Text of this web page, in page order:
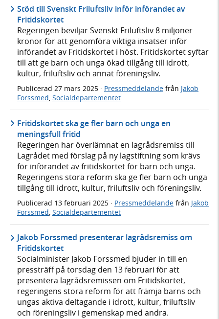
Stöd till Svenskt Friluftsliv inför införandet av
Fritidskortet
Regeringen beviljar Svenskt Friluftsliv 8 miljoner
kronor för att genomföra viktiga insatser inför
införandet av Fritidskortet i höst. Fritidskortet syftar
till att ge barn och unga ökad tillgång till idrott,
kultur, friluftsliv och annat föreningsliv.
Publicerad 27 mars 2025 · Pressmeddelande från Jakob
Forssmed, Socialdepartementet
Fritidskortet ska ge fler barn och unga en
meningsfull fritid
Regeringen har överlämnat en lagrådsremiss till
Lagrådet med förslag på ny lagstiftning som krävs
för införandet av fritidskortet för barn och unga.
Regeringens stora reform ska ge fler barn och unga
tillgång till idrott, kultur, friluftsliv och föreningsliv.
Publicerad 13 februari 2025 · Pressmeddelande från Jakob
Forssmed Socialdepartementet
Jakob Forssmed presenterar lagrådsremiss om
Fritidskortet
Socialminister Jakob Forssmed bjuder in till en
pressträff på torsdag den 13 februari för att
presentera lagrådsremissen om Fritidskortet,
regeringens stora reform för att främja barns och
ungas aktiva deltagande i idrott, kultur, friluftsliv
och föreningsliv i gemenskap med andra.